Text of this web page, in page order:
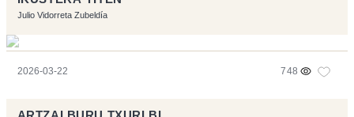
Julio Vidorreta Zubeldía
2026-03-22 748